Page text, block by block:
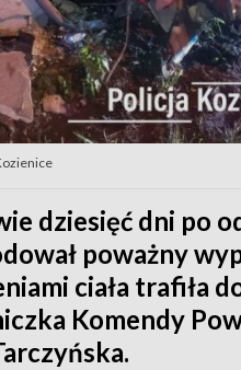
dziesięć dni po
poważny
ciała trafiła
Komendy